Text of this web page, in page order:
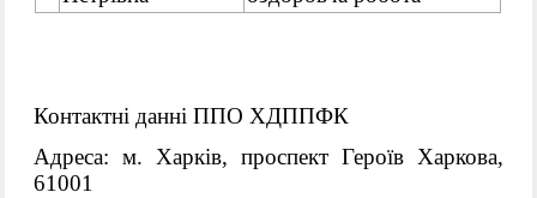
Контактні данні ППО ХДППФК
Адреса: м. Харків, проспект Героїв Харкова,
61001